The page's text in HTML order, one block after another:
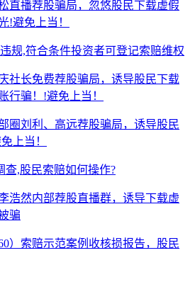
直播荐股骗局，忽悠股民下载虚假
!避免上当！
规,符合条件投资者可登记索赔维权
社长免费荐股骗局，诱导股民下载
行骗！!避免上当！
圈刘利、高远荐股骗局，诱导股民
上当！
查,股民索赔如何操作?
浩然内部荐股直播群，诱导下载虚
骗
）索赔示范案例收核损报告，股民